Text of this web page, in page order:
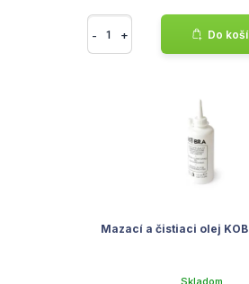
- + Do
Mazací a čistiaci olej
Skladom